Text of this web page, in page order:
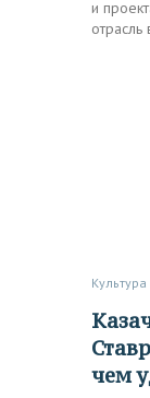
и
Культура
Казачьи сообщества
чем